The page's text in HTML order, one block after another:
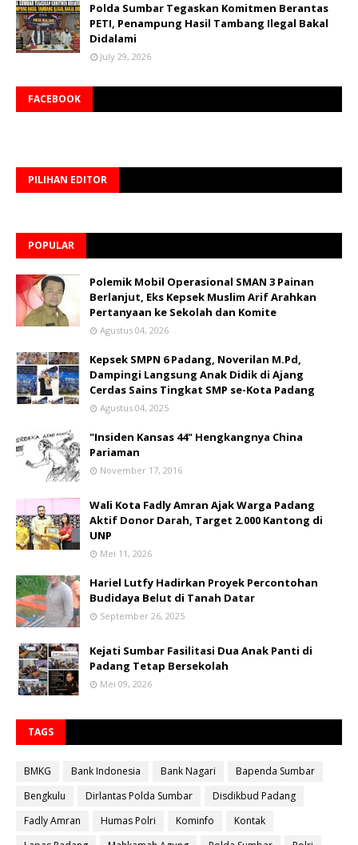
Polda Sumbar Tegaskan Komitmen Berantas
PETI, Penampung Hasil Tambang Ilegal Bakal
Didalami
July 29, 2026
FACEBOOK
PILIHAN EDITOR
POPULAR
Polemik Mobil Operasional SMAN 3 Painan
Berlanjut, Eks Kepsek Muslim Arif Arahkan
Pertanyaan ke Sekolah dan Komite
Agustus 04, 2026
Kepsek SMPN 6 Padang, Noverilan M.Pd,
Dampingi Langsung Anak Didik di Ajang
Cerdas Sains Tingkat SMP se-Kota Padang
Agustus 04, 2025
"Insiden Kansas 44" Hengkangnya China
Pariaman
November 17, 2016
Wali Kota Fadly Amran Ajak Warga Padang
Aktif Donor Darah, Target 2.000 Kantong di
UNP
Mei 11, 2026
Hariel Lutfy Hadirkan Proyek Percontohan
Budidaya Belut di Tanah Datar
September 26, 2025
Kejati Sumbar Fasilitasi Dua Anak Panti di
Padang Tetap Bersekolah
Mei 09, 2026
TAGS
BMKG Bank Indonesia Bank Nagari
Bapenda Sumbar
Bengkulu
Dirlantas Polda Sumbar
Disdikbud Padang
Fadly Amran
Humas Polri Kominfo
Kontak